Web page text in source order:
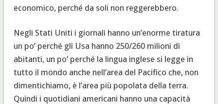
economico, perché da soli non reggerebbero.
Negli Stati Uniti i giornali hanno un’enorme tiratura
un po’ perché gli Usa hanno 250/260 milioni di
abitanti, un po’ perché la lingua inglese si legge in
tutto il mondo anche nell’area del Pacifico che, non
dimentichiamo, è l’area più popolata della terra.
Quindi i quotidiani americani hanno una capacità